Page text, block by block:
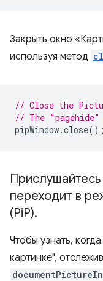
Закрыть окно
используя метод
// Close the
// The
pipWindow.close();
переходит в
(PiP).
Чтобы узнать,
картинке",